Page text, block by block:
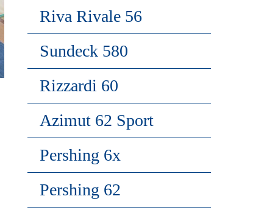
Riva Rivale 56
Sundeck 580
Rizzardi 60
Azimut 62 Sport
Pershing 6x
Pershing 62